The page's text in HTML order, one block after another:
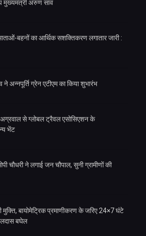
मुख्यमंत्री अरुण साव
बहनों का आर्थिक सशक्तिकरण लगातार जारी :
अन्नपूर्ति ग्रेन एटीएम का किया शुभारंभ
अग्रवाल से ग्लोबल ट्रैवल एसोसिएशन के
भेंट
चौधरी ने लगाई जन चौपाल, सुनी ग्रामीणों की
मुक्ति, बायोमेट्रिक प्रमाणीकरण के जरिए 24×7 घंटे
बघेल